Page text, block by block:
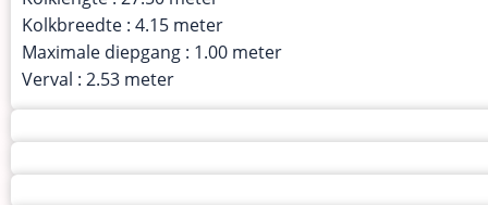
Kolkbreedte : 4.15 meter
Maximale diepgang : 1.00 meter
Verval : 2.53 meter